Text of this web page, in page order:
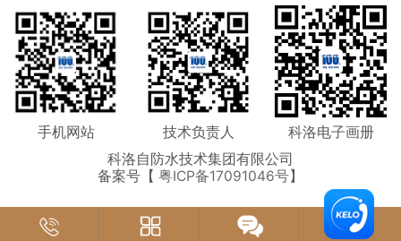
手机网站 技术负责人
科洛电子画册
科洛自防水技术集团有限公司
备案号【 粤ICP备17091046号】